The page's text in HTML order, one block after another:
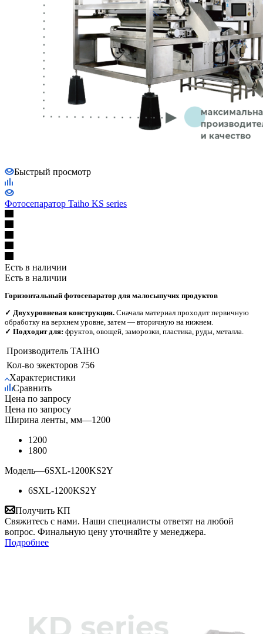
Быстрый просмотр
Фотосепаратор Taiho KS series
Есть в наличии
Есть в наличии
Горизонтальный фотосепаратор для малосыпучих продуктов
✓ Двухуровневая конструкция. Сначала материал проходит первичную
обработку на верхнем уровне, затем — вторичную на нижнем.
✓ Подходит для: фруктов, овощей, заморозки, пластика, руды, металла.
Производитель TAIHO
Кол-во эжекторов 756
Характеристики
Сравнить
Цена по запросу
Цена по запросу
Ширина ленты, мм—1200
1200
1800
Модель—6SXL-1200KS2Y
6SXL-1200KS2Y
Получить КП
Свяжитесь с нами. Наши специалисты ответят на любой
вопрос. Финальную цену уточняйте у менеджера.
Подробнее